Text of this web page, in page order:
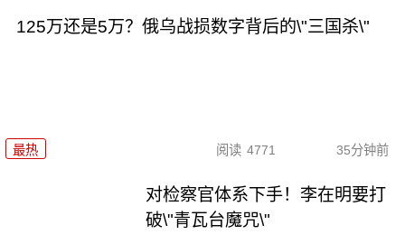
125万还是5万？俄乌战损数字背后的\"三国杀\"
最热 阅读 4771 35分钟前
对检察官体系下手！李在明要打
破\"青瓦台魔咒\"